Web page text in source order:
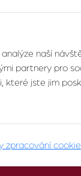
naší
partnery pro
které jste jim
zpracování